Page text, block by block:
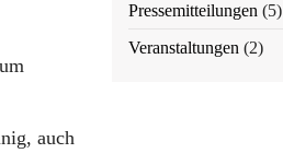
auch
Pressemitteilungen (5)
Veranstaltungen (2)